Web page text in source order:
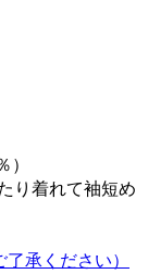
）
り着れて袖短め
承ください）